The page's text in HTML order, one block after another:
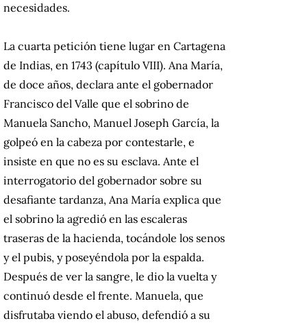
necesidades.
La cuarta petición tiene lugar en Cartagena
de Indias, en 1743 (capítulo VIII). Ana María,
de doce años, declara ante el gobernador
Francisco del Valle que el sobrino de
Manuela Sancho, Manuel Joseph García, la
golpeó en la cabeza por contestarle, e
insiste en que no es su esclava. Ante el
interrogatorio del gobernador sobre su
desafiante tardanza, Ana María explica que
el sobrino la agredió en las escaleras
traseras de la hacienda, tocándole los senos
y el pubis, y poseyéndola por la espalda.
Después de ver la sangre, le dio la vuelta y
continuó desde el frente. Manuela, que
disfrutaba viendo el abuso, defendió a su